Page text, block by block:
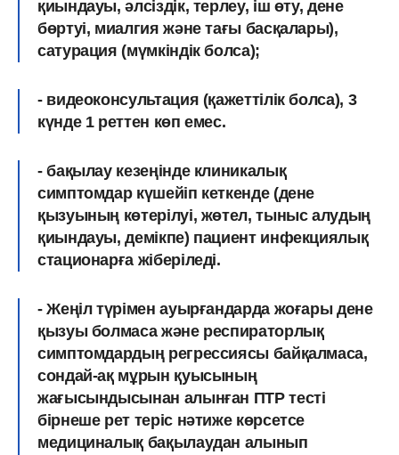
қиындауы, әлсіздік, терлеу, іш өту, дене
бөртуі, миалгия және тағы басқалары),
сатурация (мүмкіндік болса);
- видеоконсультация (қажеттілік болса), 3
күнде 1 реттен көп емес.
- бақылау кезеңінде клиникалық
симптомдар күшейіп кеткенде (дене
қызуының көтерілуі, жөтел, тыныс алудың
қиындауы, демікпе) пациент инфекциялық
стационарға жіберіледі.
- Жеңіл түрімен ауырғандарда жоғары дене
қызуы болмаса және респираторлық
симптомдардың регрессиясы байқалмаса,
сондай-ақ мұрын қуысының
жағысындысынан алынған ПТР тесті
бірнеше рет теріс нәтиже көрсетсе
медициналық бақылаудан алынып